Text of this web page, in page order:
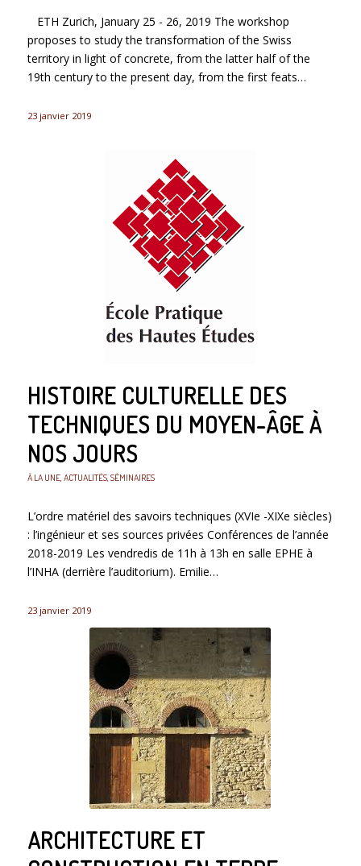
ETH Zurich, January 25 - 26, 2019 The workshop
proposes to study the transformation of the Swiss
territory in light of concrete, from the latter half of the
19th century to the present day, from the first feats…
23 janvier 2019
HISTOIRE CULTURELLE DES
TECHNIQUES DU MOYEN-ÂGE À
NOS JOURS
À LA UNE, ACTUALITÉS, SÉMINAIRES
L’ordre matériel des savoirs techniques (XVIe -XIXe siècles)
: l’ingénieur et ses sources privées Conférences de l’année
2018-2019 Les vendredis de 11h à 13h en salle EPHE à
l’INHA (derrière l’auditorium). Emilie…
23 janvier 2019
ARCHITECTURE ET